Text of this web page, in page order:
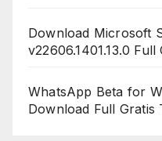
Download Microsoft
v22606.1401.13.0
WhatsApp Beta for
Download Full Gratis